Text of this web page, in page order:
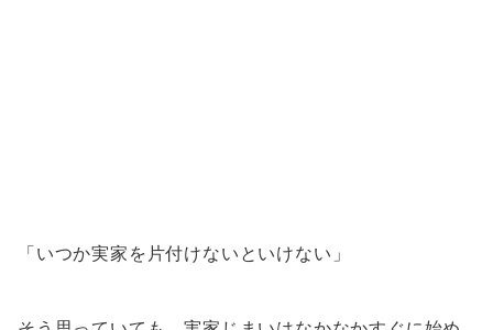
「いつか実家を片付けないといけない」